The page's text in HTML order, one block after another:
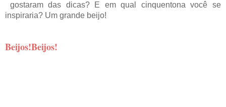
gostaram das dicas? E em qual cinquentona você se
inspiraria? Um grande beijo!
Beijos!Beijos!